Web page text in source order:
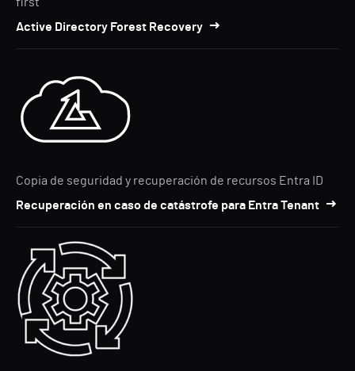
Active Directory Forest Recovery
Copia de seguridad y recuperación de recursos Entra ID
Recuperación en caso de catástrofe para Entra Tenant